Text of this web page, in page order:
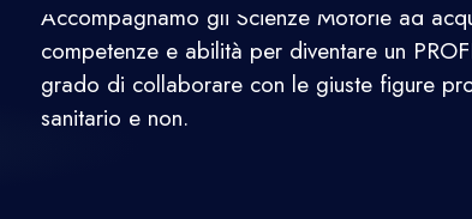
Accompagnamo gli Scienze Motorie ad
competenze e abilità per diventare un
grado di collaborare con le giuste figure
sanitario e non.